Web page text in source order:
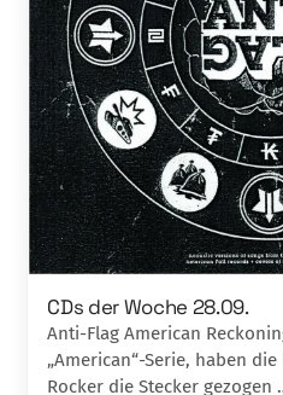
CDs der Woche 28.09.
Anti-Flag American
„American“-Serie, haben
Rocker die Stecker